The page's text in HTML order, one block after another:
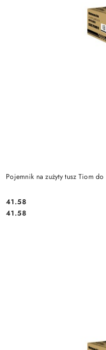
Pojemnik na zużyty tusz Tiom
Cena:
41.58
Cena:
41.58